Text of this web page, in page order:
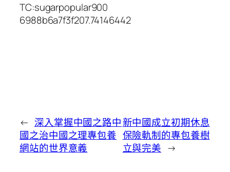
TC:sugarpopular900
6988b6a7f3f207.74146442
← 深入掌握中國之路中
國之治中國之理專包養
網站的世界意義
新中國成立初期休息
保險軌制的專包養樹
立與完美 →